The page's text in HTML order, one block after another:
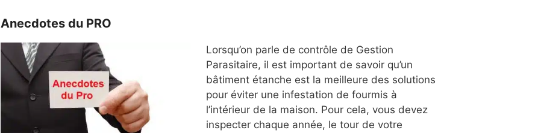
Anecdotes du PRO
Lorsqu’on parle de contrôle de Gestion
Parasitaire, il est important de savoir qu’un
bâtiment étanche est la meilleure des solutions
pour éviter une infestation de fourmis à
l’intérieur de la maison. Pour cela, vous devez
inspecter chaque année, le tour de votre